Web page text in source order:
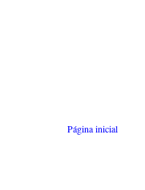
Página inicial